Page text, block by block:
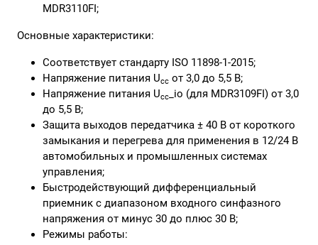
MDR3110FI;
Основные характеристики:
Соответствует стандарту ISO 11898-1-2015;
Напряжение питания Ucc от 3,0 до 5,5 В;
Напряжение питания Ucc
_io (для MDR3109FI) от 3,0
до 5,5 В;
Защита выходов передатчика ± 40 В от короткого
замыкания и перегрева для применения в 12/24 В
автомобильных и промышленных системах
управления;
Быстродействующий дифференциальный
приемник с диапазоном входного синфазного
напряжения от минус 30 до плюс 30 В;
Режимы работы: